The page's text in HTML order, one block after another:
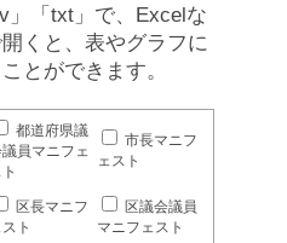
」「txt」で、Excelな
くと、表やグラフに
とができます。
都道府県議
員マニフェ
市長マニフ
ェスト
区長マニフ
スト
区議会議員
マニフェスト